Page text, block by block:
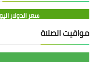
سعر الدولار
مواقيت الصلاة